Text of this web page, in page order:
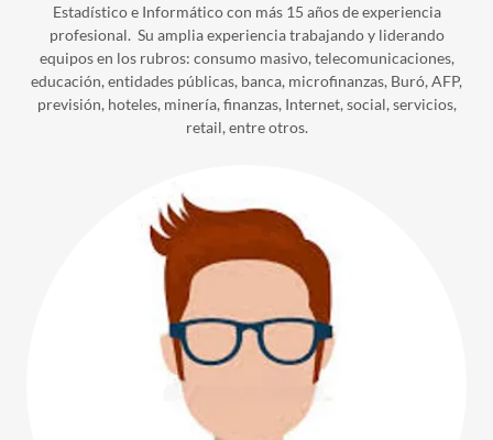
Estadístico e Informático con más 15 años de experiencia
profesional. Su amplia experiencia trabajando y liderando
equipos en los rubros: consumo masivo, telecomunicaciones,
educación, entidades públicas, banca, microfinanzas, Buró, AFP,
previsión, hoteles, minería, finanzas, Internet, social, servicios,
retail, entre otros.